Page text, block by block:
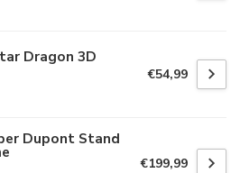
Dragon 3D
€54,99
Dupont Stand
€199,99